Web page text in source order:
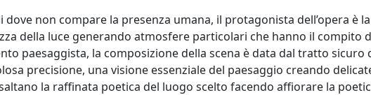
dove non compare la presenza umana, il protagonista dell’opera è
della luce generando atmosfere particolari che hanno il
paesaggista, la composizione della scena è data dal tratto
precisione, una visione essenziale del paesaggio creando
la raffinata poetica del luogo scelto facendo affiorare la